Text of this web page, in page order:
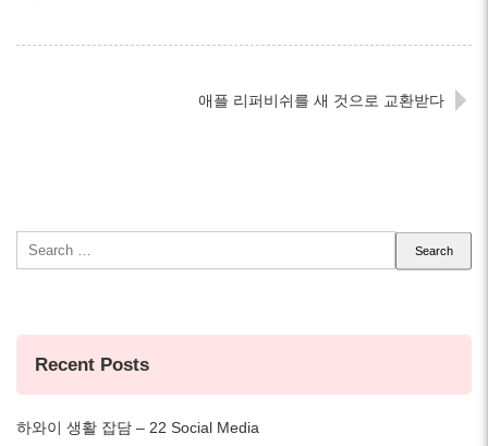
애플 리퍼비쉬를 새 것으로 교환받다
Search
for:
Recent Posts
하와이 생활 잡담 – 22 Social Media